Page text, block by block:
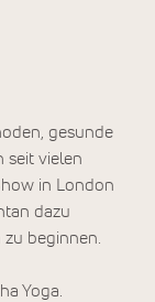
gesunde
seit vielen
in London
dazu
beginnen.
Yoga.